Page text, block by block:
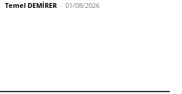
Temel DEMİRER - 01/08/2026